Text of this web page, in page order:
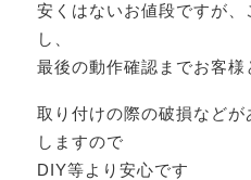
安くはないお値段ですが
し、
最後の動作確認までお客様
取り付けの際の破損など
しますので
DIY等より安心です